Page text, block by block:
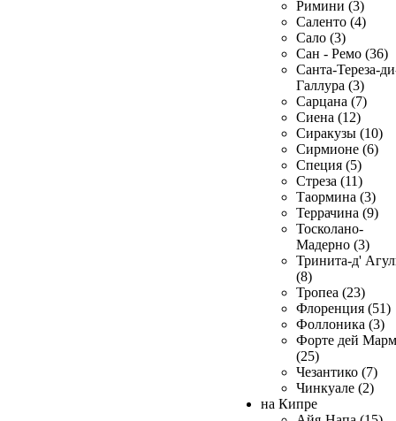
Римини (3)
Саленто (4)
Сало (3)
Сан - Ремо (36)
Санта-Тереза-
Галлура (3)
Сарцана (7)
Сиена (12)
Сиракузы (10)
Сирмионе (6)
Специя (5)
Стреза (11)
Таормина (3)
Террачина (9)
Тосколано-
Мадерно (3)
Тринита-д'
(8)
Тропеа (23)
Флоренция (51)
Фоллоника (3)
Форте дей
(25)
Чезантико (7)
Чинкуале (2)
на Кипре